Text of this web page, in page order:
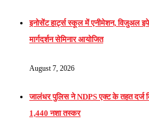
इनोसेंट हार्ट्स स्कूल में एनीमेशन, विजुअल
मार्गदर्शन सेमिनार आयोजित
August 7, 2026
जालंधर पुलिस ने NDPS एक्ट के तहत दर्ज
1,440 नशा तस्कर